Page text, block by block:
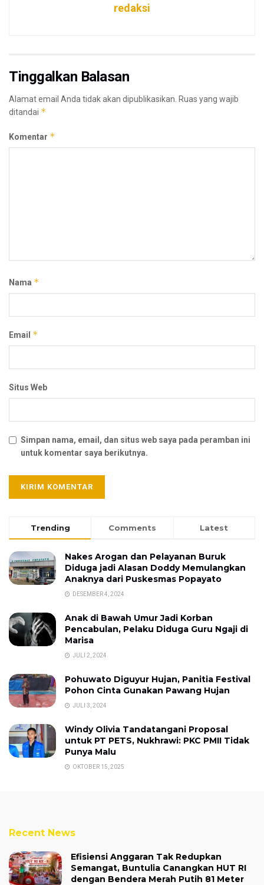
redaksi
Tinggalkan Balasan
Alamat email Anda tidak akan dipublikasikan. Ruas yang wajib
ditandai *
Komentar *
Nama *
Email *
Situs Web
Simpan nama, email, dan situs web saya pada peramban ini
untuk komentar saya berikutnya.
Trending Comments Latest
Nakes Arogan dan Pelayanan Buruk
Diduga jadi Alasan Doddy Memulangkan
Anaknya dari Puskesmas Popayato
DESEMBER 4, 2024
Anak di Bawah Umur Jadi Korban
Pencabulan, Pelaku Diduga Guru Ngaji di
Marisa
JULI 2, 2024
Pohuwato Diguyur Hujan, Panitia Festival
Pohon Cinta Gunakan Pawang Hujan
JULI 3, 2024
Windy Olivia Tandatangani Proposal
untuk PT PETS, Nukhrawi: PKC PMII Tidak
Punya Malu
OKTOBER 15, 2025
Recent News
Efisiensi Anggaran Tak Redupkan
Semangat, Buntulia Canangkan HUT RI
dengan Bendera Merah Putih 81 Meter